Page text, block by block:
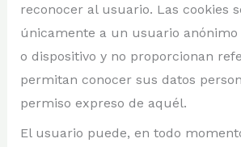
reconocer al usuario. Las cookies
únicamente a un usuario
o dispositivo y no proporcionan
permitan conocer sus datos
permiso expreso de aquél.
El usuario puede, en todo